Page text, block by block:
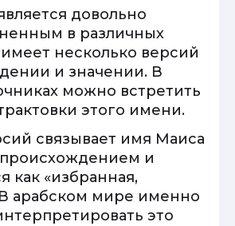
довольно
в различных
имеет несколько версий
и значении. В
можно встретить
этого имени.
связывает имя Маиса
и
как «избранная,
арабском мире именно
это